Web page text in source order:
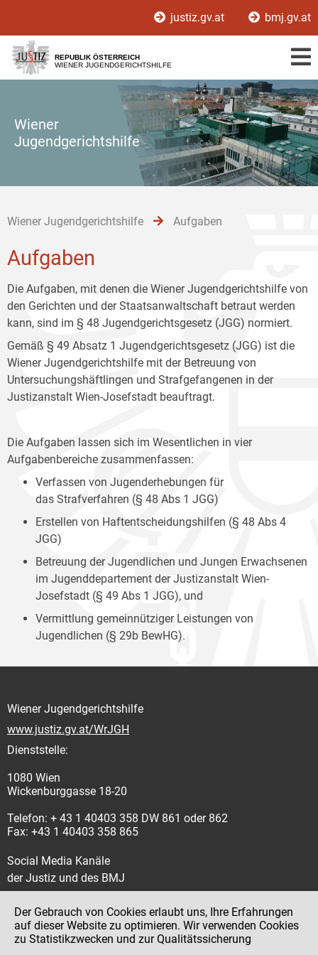
[1]
[2]
[3]
justiz.gv.at bmj.gv.at
REPUBLIK ÖSTERREICH
WIENER JUGENDGERICHTSHILFE
Wiener
Jugendgerichtshilfe
Wiener Jugendgerichtshilfe Aufgaben
Aufgaben
Die Aufgaben, mit denen die Wiener Jugendgerichtshilfe von
den Gerichten und der Staatsanwaltschaft betraut werden
kann, sind im § 48 Jugendgerichtsgesetz (JGG) normiert.
Gemäß § 49 Absatz 1 Jugendgerichtsgesetz (JGG) ist die
Wiener Jugendgerichtshilfe mit der Betreuung von
Untersuchungshäftlingen und Strafgefangenen in der
Justizanstalt Wien-Josefstadt beauftragt.
Die Aufgaben lassen sich im Wesentlichen in vier
Aufgabenbereiche zusammenfassen:
Verfassen von Jugenderhebungen für
das Strafverfahren (§ 48 Abs 1 JGG)
Erstellen von Haftentscheidungshilfen (§ 48 Abs 4
JGG)
Betreuung der Jugendlichen und Jungen Erwachsenen
im Jugenddepartement der Justizanstalt Wien-
Josefstadt (§ 49 Abs 1 JGG), und
Vermittlung gemeinnütziger Leistungen von
Jugendlichen (§ 29b BewHG).
Wiener Jugendgerichtshilfe
www.justiz.gv.at/WrJGH
Dienststelle:
1080 Wien
Wickenburggasse 18-20
Telefon: + 43 1 40403 358 DW 861 oder 862
Fax: +43 1 40403 358 865
Social Media Kanäle
der Justiz und des BMJ
Impressum
Der Gebrauch von Cookies erlaubt uns, Ihre Erfahrungen
auf dieser Website zu optimieren. Wir verwenden Cookies
zu Statistikzwecken und zur Qualitätssicherung